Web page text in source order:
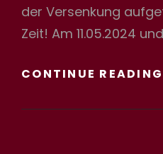
der Versenkung
Zeit! Am 11.05.2024
CONTINUE READING